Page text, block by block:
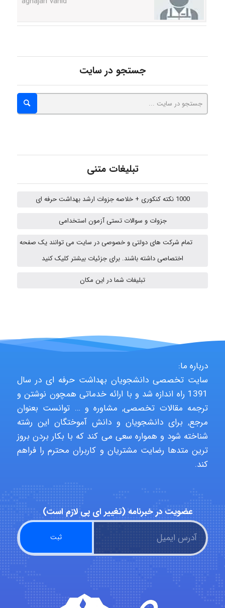
hosein abdolvand
emami
ehtesham
Jafar Tym
aghajari vahid
Alirez0990
hosein abdolvand
Kati
جستجو در سایت
تبلیغات متنی
1000 نکته کنکوری + خلاصه جزوات ارشد بهداشت حرفه ای
جزوات و سوالات تستی آزمون استخدامی
تمام شرکت های دولتی و خصوصی در سایت می توانند یک صفحه
اختصاصی داشته باشند. برای جزئیات بیشتر کلیک کنید
تبلیغات شما در این مکان
درباره ما:
سایت تخصصی دانشجویان بهداشت حرفه ای در سال
1391 راه اندازه شد و با ارائه خدماتی همچون نوشتن و
ترجمه مقالات تخصصی, مشاوره و … توانست بعنوان
مرجع, برای دانشجویان و دانش آموختگان این رشته
شناخته شود و همواره سعی می کند که با بکار بردن بروز
ترین متدها رضایت مشتریان و کاربران محترم را فراهم
کند.
عضویت در خبرنامه (تغییر ای پی لازم است)